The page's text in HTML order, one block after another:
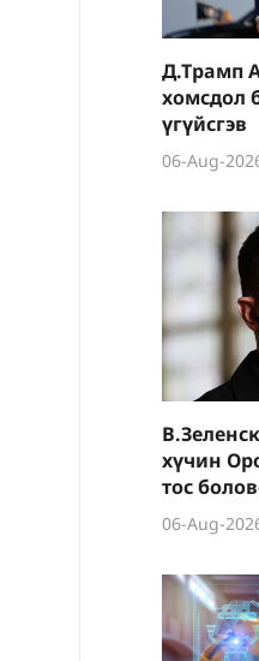
Д.Трамп
хомсдол
үгүйсгэв
06-Aug-
хүчин
тос
өгчээ
06-Aug-